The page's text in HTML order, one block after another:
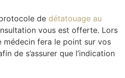
de détatouage au
vous est offerte. Lors
fera le point sur vos
de s’assurer que l’indication